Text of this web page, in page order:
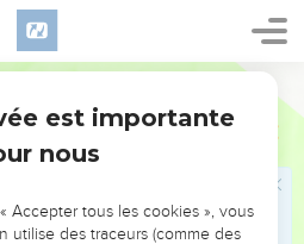
complètement creux, ils
peine d’abandonner la vie avec
cela, ils se servent des désirs
Pourtant, eux-mêmes sont
détruisent. En effet, quand une
Christ, notre Seigneur et
est importante
nous
Accepter tous les cookies », vous
utilise des traceurs (comme des